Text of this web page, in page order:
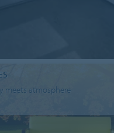
meets atmosphere